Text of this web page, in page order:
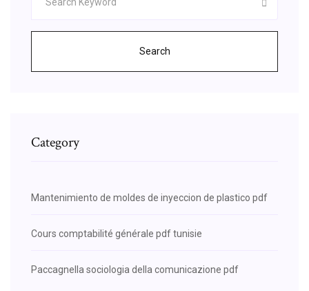
Search
Category
Mantenimiento de moldes de inyeccion de plastico pdf
Cours comptabilité générale pdf tunisie
Paccagnella sociologia della comunicazione pdf